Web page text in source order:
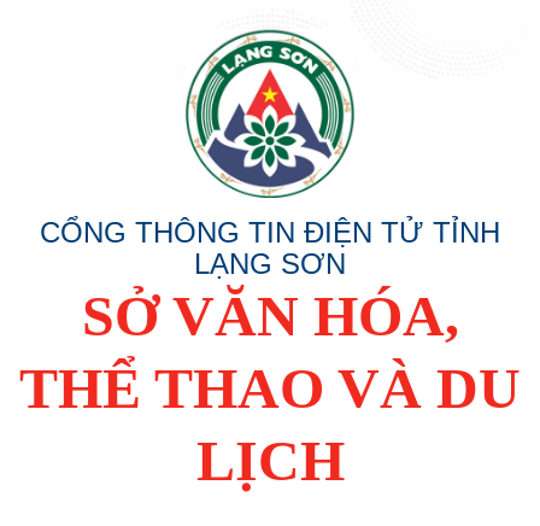
CỔNG THÔNG TIN ĐIỆN TỬ TỈNH
LẠNG SƠN
SỞ VĂN HÓA,
THỂ THAO VÀ DU
LỊCH